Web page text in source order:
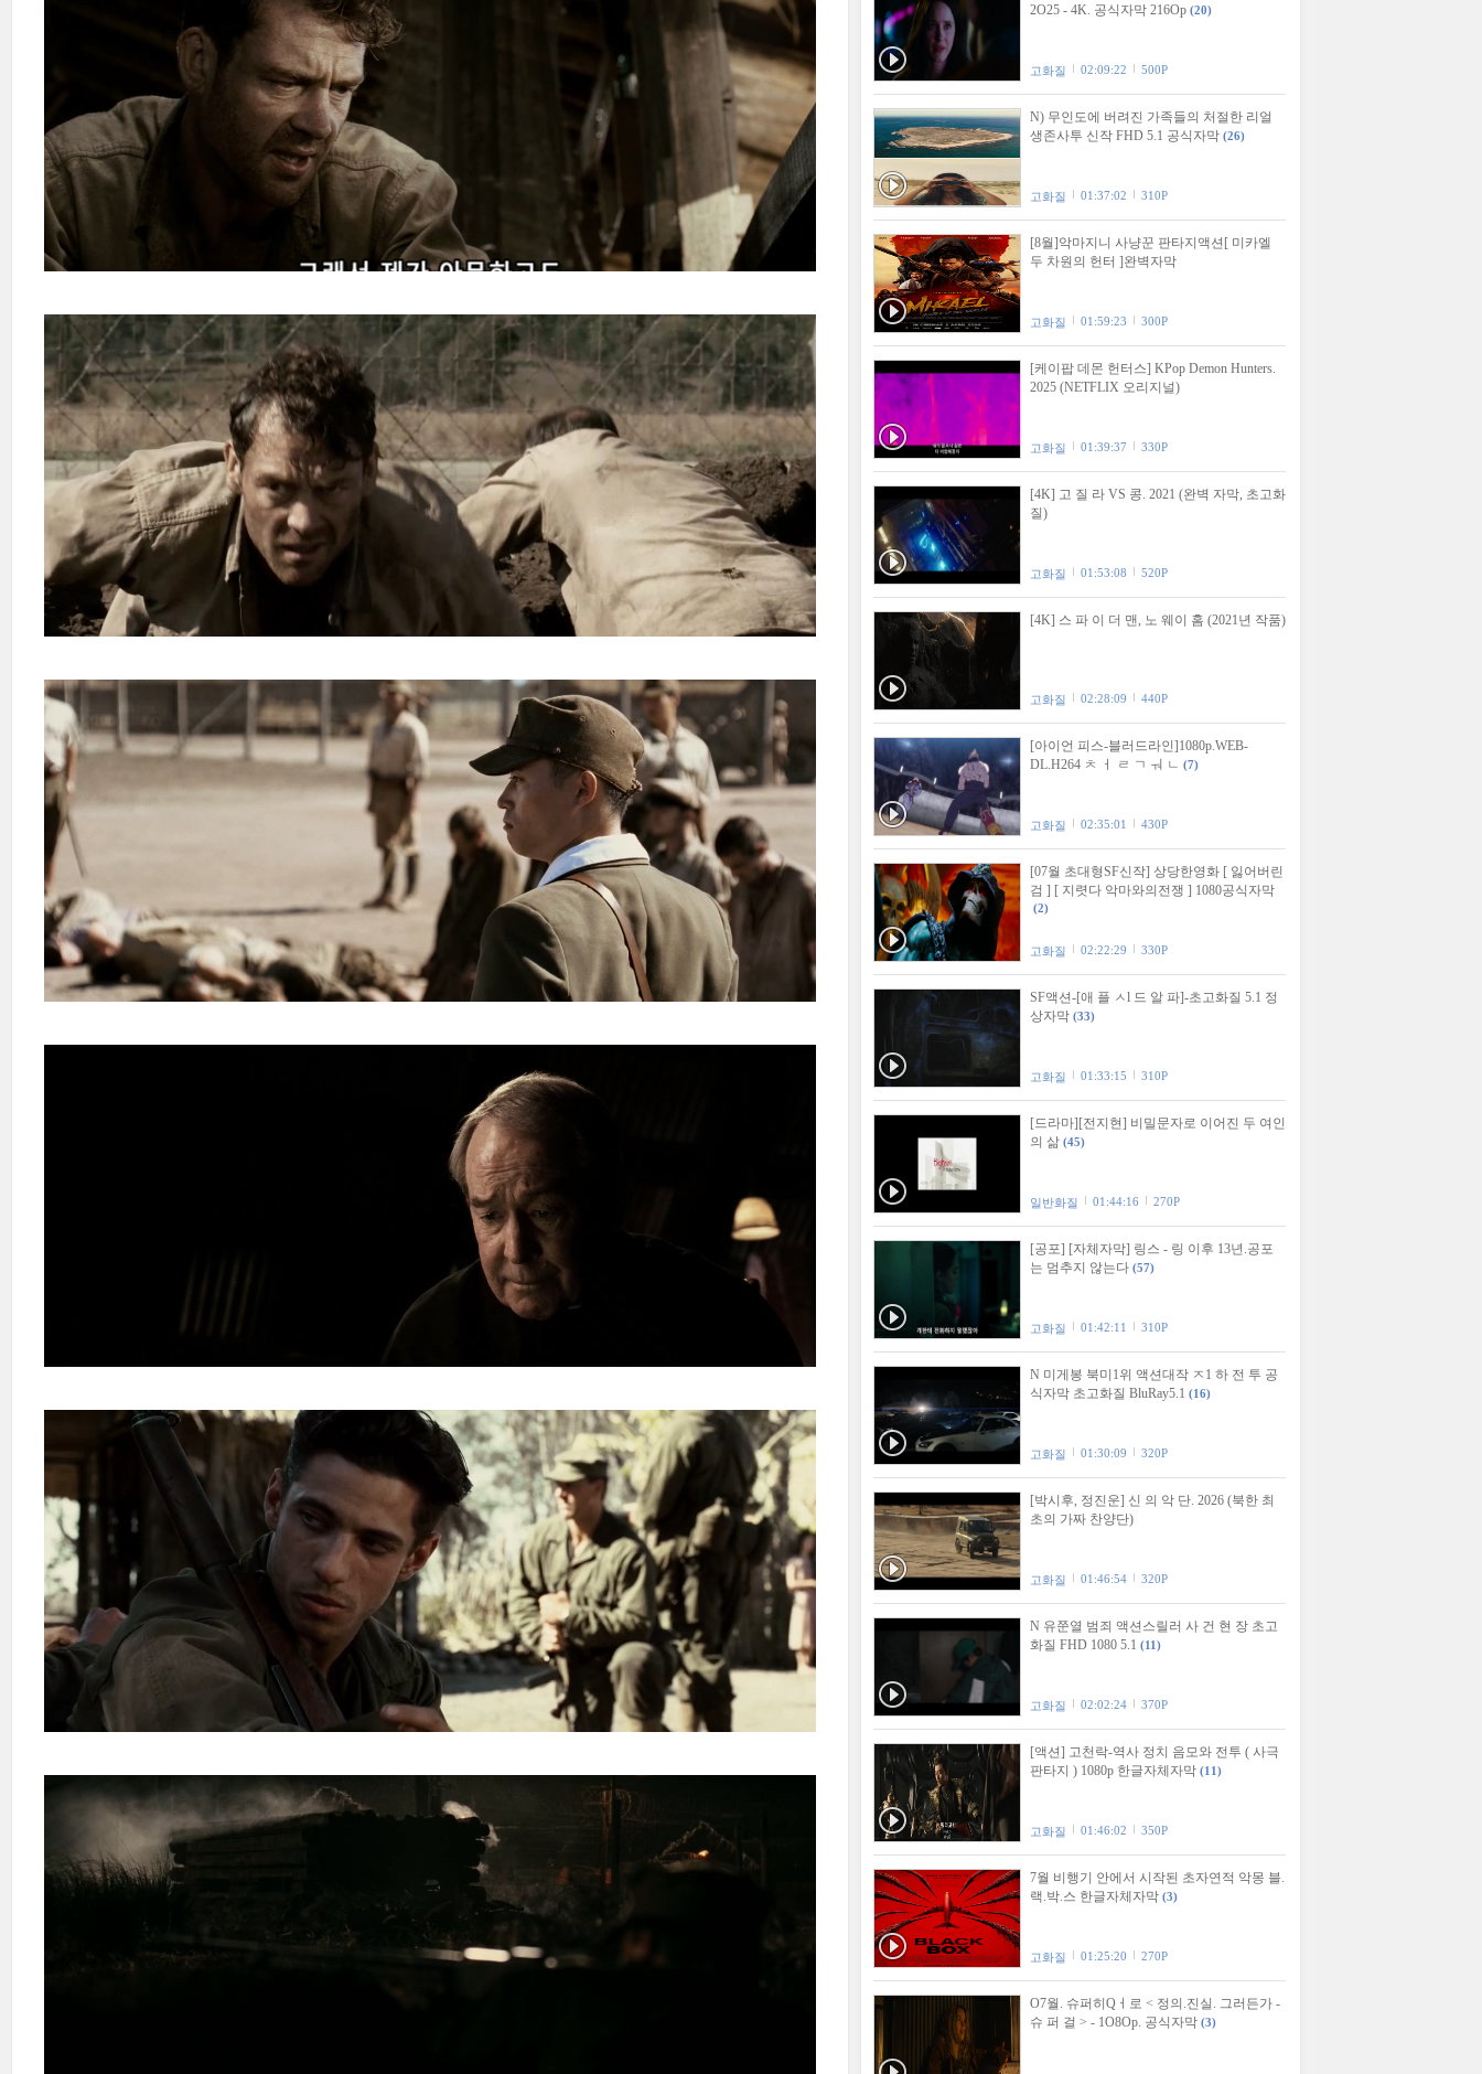
2O25 - 4K. 공식자막 216Op (20)
고화질 02:09:22 500P
N) 무인도에 버려진 가족들의 처절한 리얼
생존사투 신작 FHD 5.1 공식자막 (26)
고화질 01:37:02 310P
[8월]악마지니 사냥꾼 판타지액션[ 미카엘
두 차원의 헌터 ]완벽자막
고화질 01:59:23 300P
[케이팝 데몬 헌터스] KPop Demon Hunters.
2025 (NETFLIX 오리지널)
고화질 01:39:37 330P
[4K] 고 질 라 VS 콩. 2021 (완벽 자막, 초고화
질)
고화질 01:53:08 520P
[4K] 스 파 이 더 맨, 노 웨이 홈 (2021년 작품)
고화질 02:28:09 440P
[아이언 피스-블러드라인]1080p.WEB-
DL.H264 ㅊ ㅓ ㄹ ㄱ ㅝ ㄴ (7)
고화질 02:35:01 430P
[07월 초대형SF신작] 상당한영화 [ 잃어버린
검 ] [ 지렷다 악마와의전쟁 ] 1080공식자막
(2)
고화질 02:22:29 330P
SF액션-[애 플 ㅅl 드 알 파]-초고화질 5.1 정
상자막 (33)
고화질 01:33:15 310P
[드라마][전지현] 비밀문자로 이어진 두 여인
의 삶 (45)
일반화질 01:44:16 270P
[공포] [자체자막] 링스 - 링 이후 13년.공포
는 멈추지 않는다 (57)
고화질 01:42:11 310P
N 미게봉 북미1위 액션대작 ㅈ1 하 전 투 공
식자막 초고화질 BluRay5.1 (16)
고화질 01:30:09 320P
[박시후, 정진운] 신 의 악 단. 2026 (북한 최
초의 가짜 찬양단)
고화질 01:46:54 320P
N 유쭌열 범죄 액션스릴러 사 건 현 장 초고
화질 FHD 1080 5.1 (11)
고화질 02:02:24 370P
[액션] 고천락-역사 정치 음모와 전투 ( 사극
판타지 ) 1080p 한글자체자막 (11)
고화질 01:46:02 350P
7월 비행기 안에서 시작된 초자연적 악몽 블.
랙.박.스 한글자체자막 (3)
고화질 01:25:20 270P
O7월. 슈퍼히Qㅓ로 < 정의.진실. 그러든가 -
슈 퍼 걸 > - 1O8Op. 공식자막 (3)